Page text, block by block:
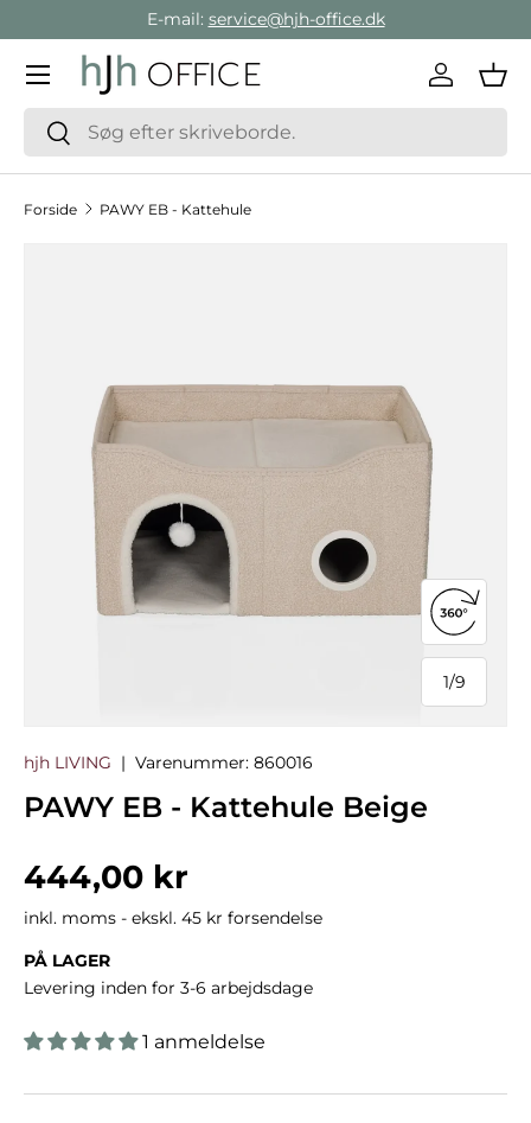
Gå direkte til indholdet
E-mail: service@hjh-office.dk
SøgSøg
Log ind
Menu
Forside PAWY EB - Kattehule
1/
af
9
Åbn
hjh LIVING | Varenummer: 860016
PAWY EB - Kattehule Beige
Normalpris
444,00 kr
inkl. moms - ekskl. 45 kr forsendelse
PÅ LAGER
Levering inden for 3-6 arbejdsdage
1 anmeldelse